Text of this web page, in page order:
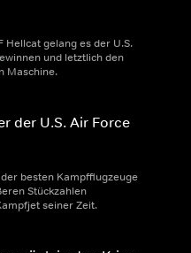
Hellcat gelang es der U.S.
und letztlich den
Maschine.
der U.S. Air Force
besten Kampfflugzeuge
Stückzahlen
seiner Zeit.